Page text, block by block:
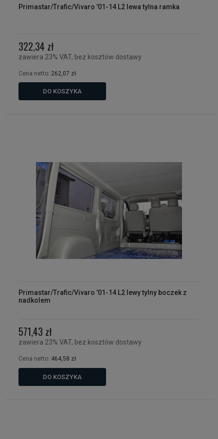
Primastar/Trafic/Vivaro '01-14 L2 lewa tylna ramka
322,34 zł
zawiera 23% VAT, bez kosztów dostawy
Cena netto: 262,07 zł
DO KOSZYKA
Primastar/Trafic/Vivaro '01-14 L2 lewy tylny boczek z
nadkolem
571,43 zł
zawiera 23% VAT, bez kosztów dostawy
Cena netto: 464,58 zł
DO KOSZYKA